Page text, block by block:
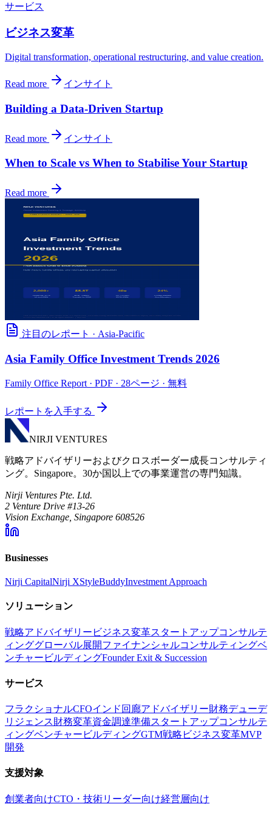
サービス
ビジネス変革
Digital transformation, operational restructuring, and value creation.
Read more インサイト
Building a Data-Driven Startup
Read more インサイト
When to Scale vs When to Stabilise Your Startup
Read more
注目のレポート · Asia-Pacific
Asia Family Office Investment Trends 2026
Family Office Report · PDF · 28ページ · 無料
レポートを入手する
NIRJI VENTURES
戦略アドバイザリーおよびクロスボーダー成長コンサルティ
ング。Singapore。30か国以上での事業運営の専門知識。
Nirji Ventures Pte. Ltd.
2 Venture Drive #13-26
Vision Exchange, Singapore 608526
Businesses
Nirji CapitalNirji XStyleBuddyInvestment Approach
ソリューション
戦略アドバイザリー ビジネス変革スタートアップコンサルテ
ィンググローバル展開ファイナンシャルコンサルティングベ
ンチャービルディングFounder Exit & Succession
サービス
フラクショナルCFOインド回廊アドバイザリー財務デューデ
リジェンス財務変革資金調達準備スタートアップコンサルテ
ィングベンチャービルディングGTM戦略 ビジネス変革MVP
開発
支援対象
創業者向けCTO・技術リーダー向け経営層向け